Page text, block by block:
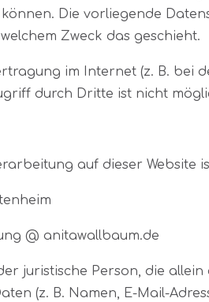
Die vorliegende
Zweck das geschieht.
im Internet (z. B. bei
durch Dritte ist nicht
auf dieser Website
@ anitawallbaum.de
juristische Person, die
(z. B. Namen, E-Mail-